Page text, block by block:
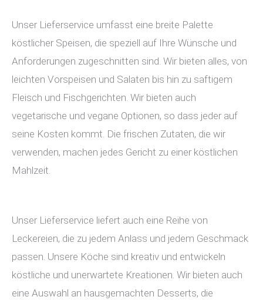
Unser Lieferservice umfasst eine breite Palette
köstlicher Speisen, die speziell auf Ihre Wünsche und
Anforderungen zugeschnitten sind. Wir bieten alles, von
leichten Vorspeisen und Salaten bis hin zu saftigem
Fleisch und Fischgerichten. Wir bieten auch
vegetarische und vegane Optionen, so dass jeder auf
seine Kosten kommt. Die frischen Zutaten, die wir
verwenden, machen jedes Gericht zu einer köstlichen
Mahlzeit.
Unser Lieferservice liefert auch eine Reihe von
Leckereien, die zu jedem Anlass und jedem Geschmack
passen. Unsere Köche sind kreativ und entwickeln
köstliche und unerwartete Kreationen. Wir bieten auch
eine Auswahl an hausgemachten Desserts, die